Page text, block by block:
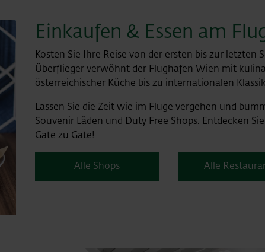
Einkaufen & Essen am
Kosten Sie Ihre Reise von der ersten bis zur letzten
Überflieger verwöhnt der Flughafen Wien mit
österreichischer Küche bis zu internationalen
Lassen Sie die Zeit wie im Fluge vergehen und
Souvenir Läden und Duty Free Shops. Entdecken
Gate zu Gate!
Alle Shops Alle